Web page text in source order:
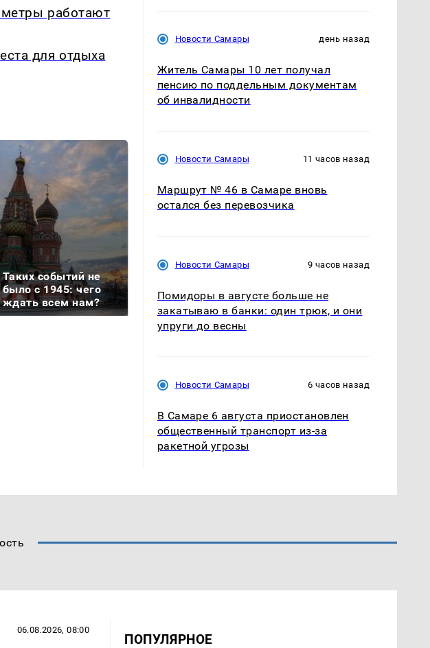
работают
для отдыха
Таких событий не
было с 1945: чего
ждать всем нам?
ажиотаж из-за этого
продукта: что купить?
СМИ: В Химках на
подожгли.
Новости Самары день назад
Житель Самары 10 лет получал
пенсию по поддельным документам
об инвалидности
Новости Самары 11 часов назад
Маршрут № 46 в Самаре вновь
остался без перевозчика
Новости Самары 9 часов назад
Помидоры в августе больше не
закатываю в банки: один трюк, и они
упруги до весны
Новости Самары 6 часов назад
В Самаре 6 августа приостановлен
общественный транспорт из-за
ракетной угрозы
06.08.2026, 08:00
ПОПУЛЯРНОЕ